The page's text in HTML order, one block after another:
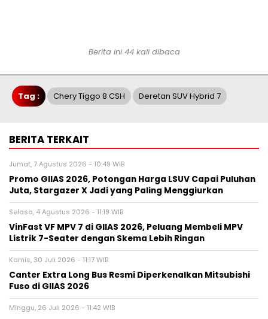
Berita ini 44 kali dibaca
Tag : Chery Tiggo 8 CSH Deretan SUV Hybrid 7
BERITA TERKAIT
Jumat, 7 Agustus 2026 - 10:49 WIB
Promo GIIAS 2026, Potongan Harga LSUV Capai Puluhan
Juta, Stargazer X Jadi yang Paling Menggiurkan
Selasa, 4 Agustus 2026 - 11:19 WIB
VinFast VF MPV 7 di GIIAS 2026, Peluang Membeli MPV
Listrik 7-Seater dengan Skema Lebih Ringan
Kamis, 30 Juli 2026 - 11:17 WIB
Canter Extra Long Bus Resmi Diperkenalkan Mitsubishi
Fuso di GIIAS 2026
Minggu, 26 Juli 2026 - 11:42 WIB